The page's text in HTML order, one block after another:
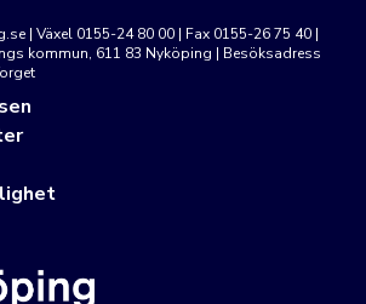
| Växel 0155-24 80 00 | Fax 0155-26 75 40 |
kommun, 611 83 Nyköping | Besöksadress